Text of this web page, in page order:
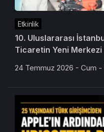
Etkinlik
10. Uluslararası
Ticaretin Yeni Merkezi
24 Temmuz 2026 - Cum -